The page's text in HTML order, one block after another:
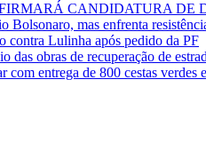
CANDIDATURA DE
Bolsonaro, mas enfrenta
contra Lulinha após pedido da PF
das obras de recuperação de
com entrega de 800 cestas verdes